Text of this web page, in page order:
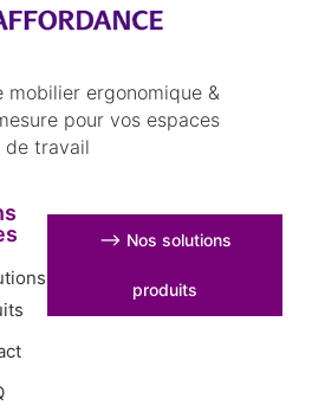
mobilier ergonomique &
pour vos espaces
de travail
⟶ Nos solutions
produits